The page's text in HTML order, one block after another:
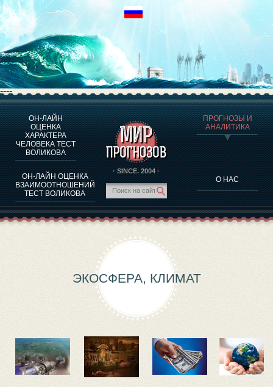
----
ОН-ЛАЙН
ОЦЕНКА
ХАРАКТЕРА
ЧЕЛОВЕКА ТЕСТ
ВОЛИКОВА
ОН-ЛАЙН ОЦЕНКА
ВЗАИМООТНОШЕНИЙ
ТЕСТ ВОЛИКОВА
· SINCE. 2004 ·
ПРОГНОЗЫ И
АНАЛИТИКА
О НАС
О ПРОГРАММЕ
ОЦЕНКА ХАРАКТЕРA ЧЕЛОВЕКА
ОЦЕНКА ХАРАКТЕРА ВЫДАЮЩИХСЯ ЛИЧНОСТЕЙ
О ПРОГРАММЕ
ТЕСТ НА СОВМЕСТИМОСТЬ ВОЛИКОВА
ПРОГНОЗЫ И АНАЛИТИКА
ЭКОСФЕРА, КЛИМАТ